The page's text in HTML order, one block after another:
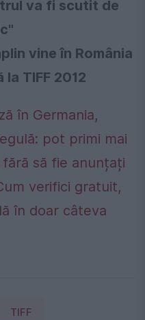
va fi scutit de
vine în România
TIFF 2012
în Germania,
pot primi mai
să fie anunțați
verifici gratuit,
în doar câteva
TIFF